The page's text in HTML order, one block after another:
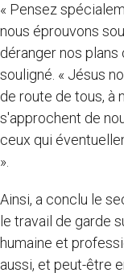
« Pensez
nous éprouvons
déranger nos plans
souligné. « Jésus
de route de tous, à
s'approchent de
ceux qui
».
Ainsi, a conclu le
le travail de garde
humaine et
aussi, et peut-être